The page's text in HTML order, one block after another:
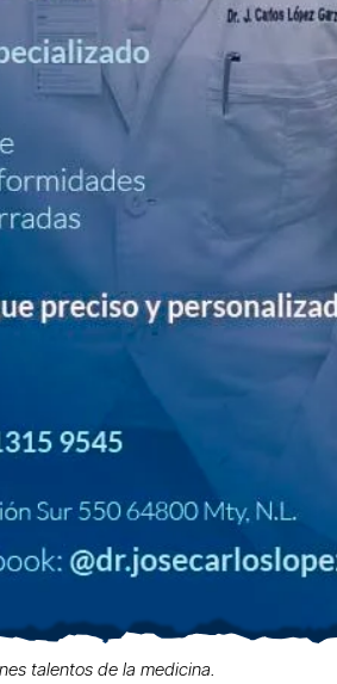
talentos de la medicina.